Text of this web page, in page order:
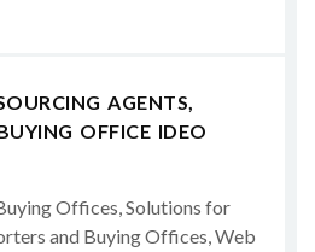
AGENTS,
OFFICE IDEO
Offices, Solutions for
and Buying Offices, Web